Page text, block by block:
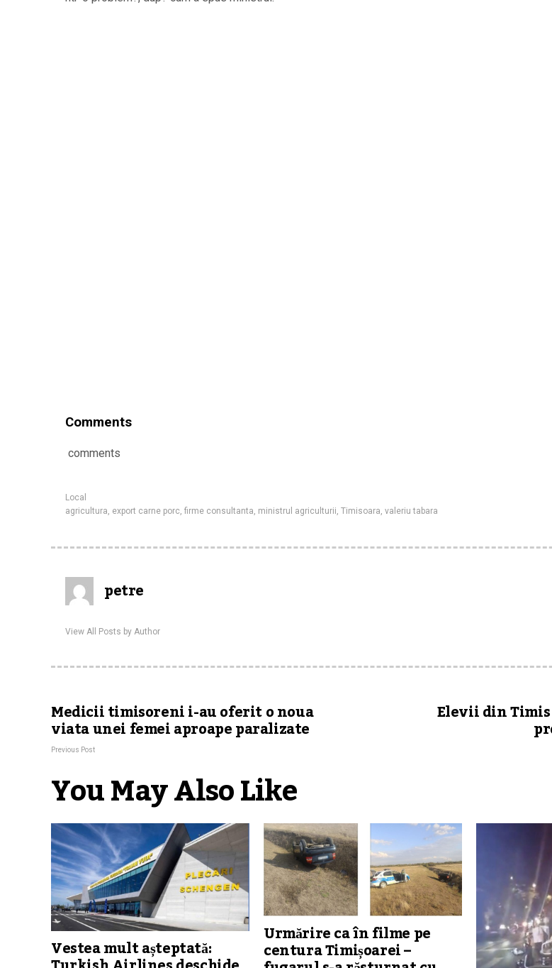
Comments
comments
Local
agricultura, export carne porc, firme consultanta, ministrul agriculturii, Timisoara, valeriu tabara
petre
View All Posts by Author
Medicii timisoreni i-au oferit o noua
viata unei femei aproape paralizate
Previous Post
Elevii din
You May Also Like
Vestea mult așteptată:
Urmărire ca în filme pe
centura Timișoarei –